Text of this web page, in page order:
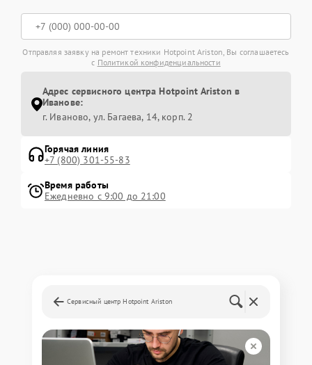
Отправляя заявку на ремонт техники Hotpoint Ariston, Вы соглашаетесь
с Политикой конфиденциальности
Адрес сервисного центра Hotpoint Ariston в
Иванове:
г. Иваново, ул. Багаева, 14, корп. 2
Горячая линия
+7 (800) 301-55-83
Время работы
Ежедневно с 9:00 до 21:00
Сервисный центр Hotpoint Ariston